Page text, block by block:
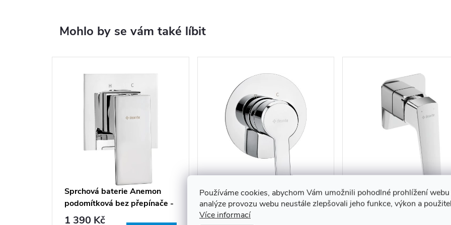
Používáme cookies, abychom Vám umožnili pohodlné prohlížení
analýze provozu webu neustále zlepšovali jeho funkce, výkon a
Více informací
Mohlo by se vám také líbit
Sprchová baterie Anemon
podomítková bez přepínače -
BBZ 044L
1 390 Kč
Sprchová baterie Arnika
podomítková - BQA 044L
2 790 Kč
Sprchová baterie Blur
podomítková - BQL 044L,